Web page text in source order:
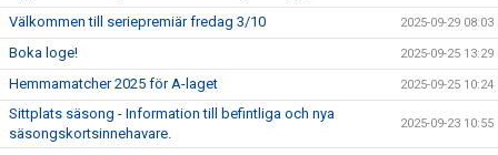
Välkommen till seriepremiär fredag 3/10 2025-09-29 08:03
Boka loge! 2025-09-25 13:29
Hemmamatcher 2025 för A-laget 2025-09-25 10:24
Sittplats säsong - Information till befintliga och nya
säsongskortsinnehavare.
2025-09-23 10:55